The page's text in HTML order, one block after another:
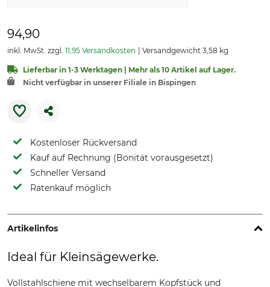
94,90
inkl. MwSt. zzgl. 11,95 Versandkosten Versandgewicht 3,58 kg
Lieferbar in 1-3 Werktagen | Mehr als 10 Artikel auf Lager.
Nicht verfügbar in unserer Filiale in Bispingen
Kostenloser Rückversand
Kauf auf Rechnung (Bonität vorausgesetzt)
Schneller Versand
Ratenkauf möglich
Artikelinfos
Ideal für Kleinsägewerke.
Vollstahlschiene mit wechselbarem Kopfstück und